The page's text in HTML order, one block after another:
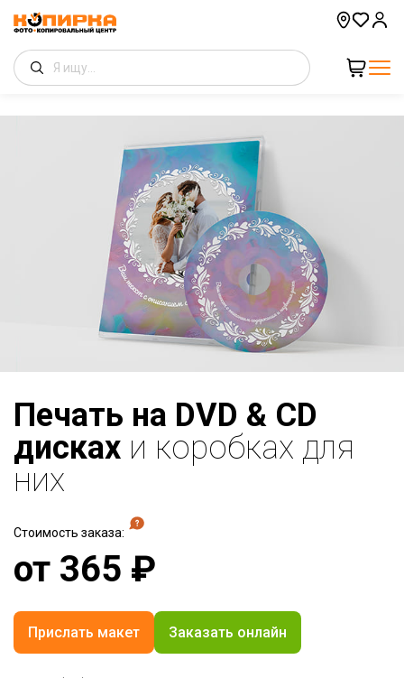
Печать на DVD & CD
дисках и коробках для
них
Стоимость заказа:
от 365 ₽
Прислать макет Заказать онлайн